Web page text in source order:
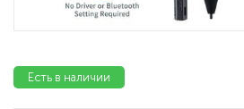
Есть в наличии